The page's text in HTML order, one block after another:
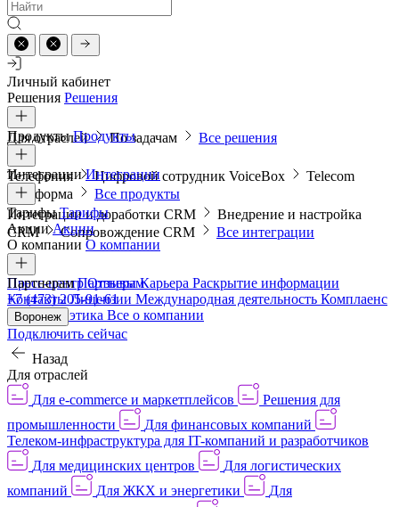
Личный кабинет
Решения Решения
Для отраслей По задачам Все решения
ПродуктыПродукты
Телефония Цифровой сотрудник VoiceBox
Telecom
платформа
Все продукты
ИнтеграцииИнтеграции
Интеграции и доработки CRM
Внедрение и настройка
CRM
Сопровождение CRM Все интеграции
ТарифыТарифы
АкцииАкции
О компании О компании
Пресс-центрОтзывыКарьера Раскрытие информации
КонтактыЛицензии Международная деятельность Комплаенс
и деловая этика Все о компании
ПартнерамПартнерам
+7 (473) 205-91-61
Воронеж
Подключить сейчас
Назад
Для отраслей
Для e-commerce и маркетплейсов
Решения для
промышленности
Для финансовых компаний
Телеком-инфраструктура для IT-компаний и разработчиков
Для медицинских центров
Для логистических
компаний
Для ЖКХ и энергетики
Для